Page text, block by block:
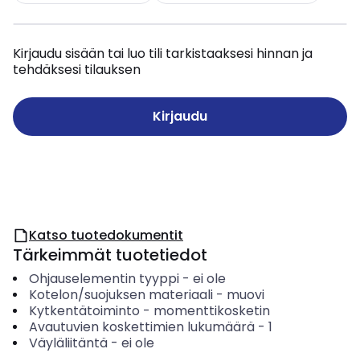
Kirjaudu sisään tai luo tili tarkistaaksesi hinnan ja
tehdäksesi tilauksen
Kirjaudu
Katso tuotedokumentit
Tärkeimmät tuotetiedot
Ohjauselementin tyyppi- ei ole
Kotelon/suojuksen materiaali- muovi
Kytkentätoiminto - momenttikosketin
Avautuvien koskettimien lukumäärä- 1
Väyläliitäntä- ei ole